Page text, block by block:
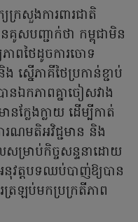
រសួងការពារជាតិ
គូសបញ្ជាក់ថា កម្ពុជាមិន
ាពថៃដូចការចោទ
ស្នើភាគីថៃប្រកាន់ខ្ជាប់
នឯកភាពគ្នាចៀសវាង
លែងក្លាយ ដើម្បីកាត់
រណមតិអវិជ្ជមាន និង
រាប់កិច្ចសន្ទនាដោយ
វត្តបទឈប់បាញ់ឱ្យបាន
រឡប់មកប្រក្រតីភាព